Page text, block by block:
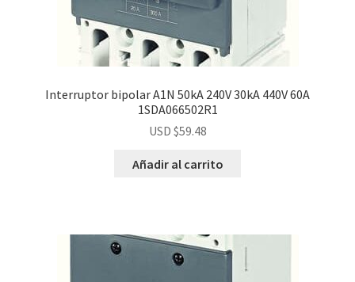
Interruptor bipolar A1N 50kA 240V 30kA 440V 60A
1SDA066502R1
USD $59.48
Añadir al carrito